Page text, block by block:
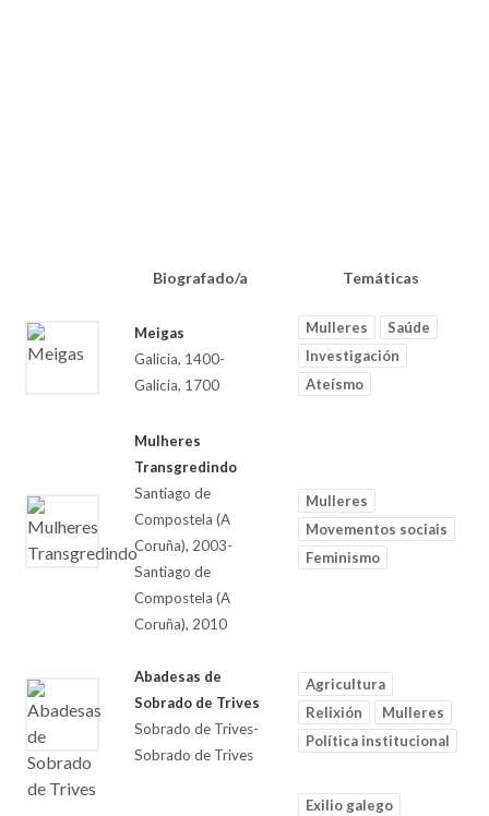
Biografado/a Temáticas
Meigas
Galicia, 1400-
Galicia, 1700
Mulleres
Saúde
Investigación
Ateísmo
Mulheres
Transgredindo
Santiago de
Compostela (A
Coruña), 2003-
Santiago de
Compostela (A
Coruña), 2010
Mulleres
Movementos sociais
Feminismo
Abadesas de
Sobrado de Trives
Sobrado de Trives-
Sobrado de Trives
Agricultura
Relixión
Mulleres
Política institucional
Exilio galego